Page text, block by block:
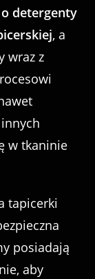
detergenty
, a
wraz z
w tkaninie
tapicerki
posiadają
aby